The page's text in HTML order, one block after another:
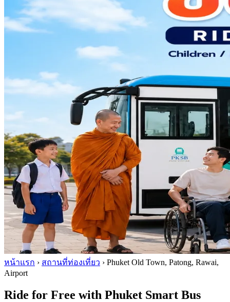
หน้าแรก › สถานที่ท่องเที่ยว › Phuket Old Town, Patong, Rawai,
Airport
Ride for Free with Phuket Smart Bus